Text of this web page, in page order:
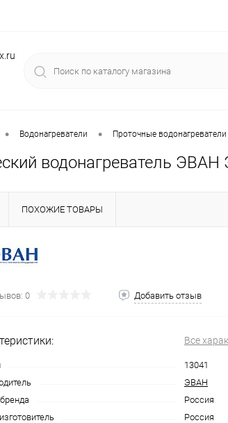
• Водонагреватели • Проточные водонагреватели
водонагреватель
ПОХОЖИЕ ТОВАРЫ
0 Добавить отзыв
Все
13041
ЭВАН
Россия
Россия